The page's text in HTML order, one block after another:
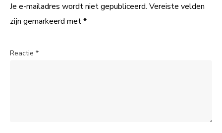
Je e-mailadres wordt niet gepubliceerd. Vereiste velden
zijn gemarkeerd met*
Reactie *